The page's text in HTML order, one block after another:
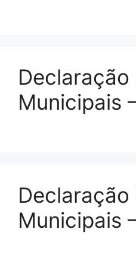
Declaração
Municipais
Declaração
Municipais